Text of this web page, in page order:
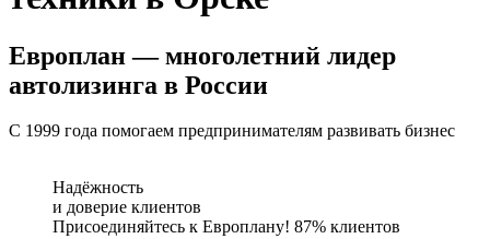
Европлан — многолетний лидер
автолизинга в России
С 1999 года помогаем предпринимателям развивать бизнес
Надёжность
и доверие клиентов
Присоединяйтесь к Европлану! 87% клиентов